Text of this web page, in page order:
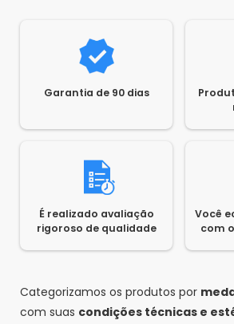
Garantia de 90 dias
É realizado avaliação
rigoroso de qualidade
Você
com
Categorizamos os produtos por
com suas condições técnicas e